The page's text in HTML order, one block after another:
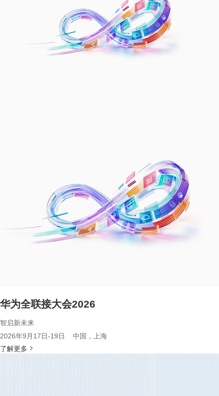
华为全联接大会2026
智启新未来
2026年9月17日-19日 中国，上海
了解更多